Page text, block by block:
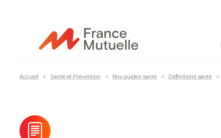
contenu
Accueil > Santé et Prévention > Nos guides santé > Définitions santé >